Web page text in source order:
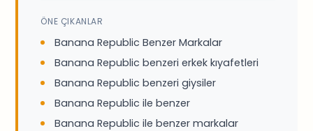
ÖNE ÇIKANLAR
Banana Republic Benzer Markalar
Banana Republic benzeri erkek kıyafetleri
Banana Republic benzeri giysiler
Banana Republic ile benzer
Banana Republic ile benzer markalar